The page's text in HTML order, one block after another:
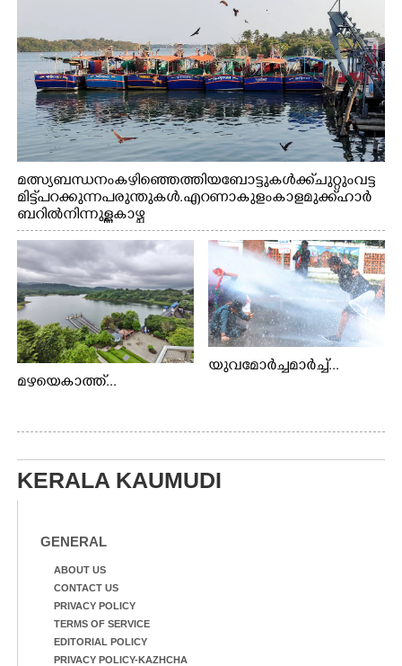
മത്സ്യബന്ധനം കഴിഞ്ഞെത്തിയ ബോട്ടുകൾക്ക് ചുറ്റും വട്ട
മിട്ട് പറക്കുന്ന പരുന്തുകൾ. എറണാകുളം കാളമുക്ക് ഹാർ
ബറിൽ നിന്നുള്ള കാഴ്ച
മഴയെകാത്ത്...
യുവമോർച്ചമാർച്ച്...
KERALA KAUMUDI
GENERAL
ABOUT US
CONTACT US
PRIVACY POLICY
TERMS OF SERVICE
EDITORIAL POLICY
PRIVACY POLICY-KAZHCHA